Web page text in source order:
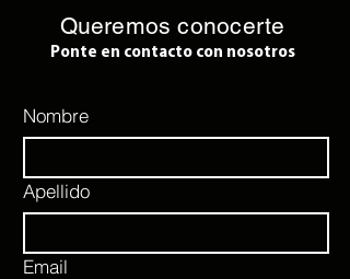
Queremos conocerte
Ponte en contacto con nosotros
Nombre
Apellido
Email